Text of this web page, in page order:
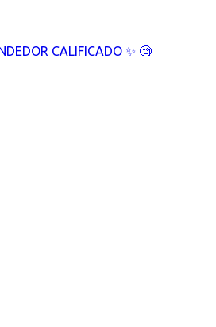
CALIFICADO ✨ 🧐